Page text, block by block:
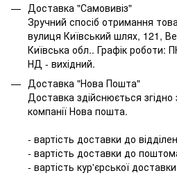
Доставка "Самовивіз"
Зручний спосіб отримання
вулиця Київський шлях, 121,
Київська обл.. Графік
НД - вихідний.
Доставка "Нова Пошта"
Доставка здійснюється
компанії Нова пошта.
- вартість доставки до
- вартість доставки до
- вартість кур'єрської